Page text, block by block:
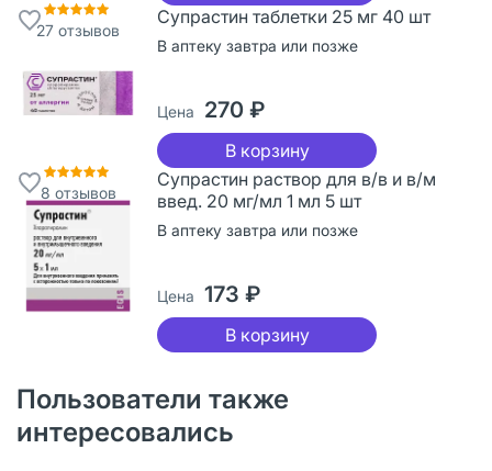
27 отзывов
8 отзывов
Супрастин таблетки 25 мг 40 шт
В аптеку завтра или позже
Цена 270 ₽
В корзину
Супрастин раствор для в/в и в/м
введ. 20 мг/мл 1 мл 5 шт
В аптеку завтра или позже
Цена 173 ₽
В корзину
Пользователи также
интересовались